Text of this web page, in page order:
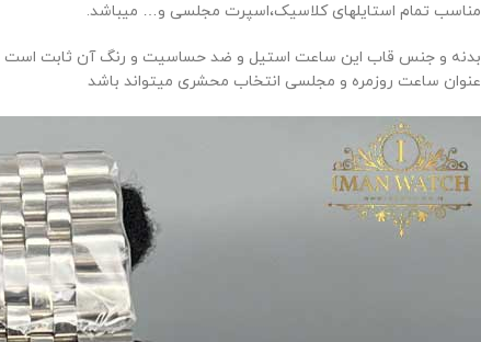
مناسب تمام استایلهای کلاسیک،اسپرت مجلسی و… میباشد.
بدنه و جنس قاب این ساعت استیل و ضد حساسیت و رنگ آن ثابت است و
عنوان ساعت روزمره و مجلسی انتخاب محشری میتواند باشد